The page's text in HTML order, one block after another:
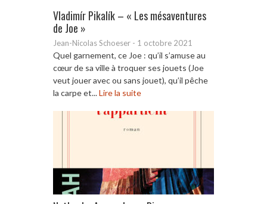
Vladimír Pikalík – « Les mésaventures
de Joe »
Jean-Nicolas Schoeser - 1 octobre 2021
Quel garnement, ce Joe : qu’il s’amuse au
cœur de sa ville à troquer ses jouets (Joe
veut jouer avec ou sans jouet), qu’il pêche
la carpe et...Lire la suite